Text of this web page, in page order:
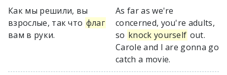
Как мы решили, вы
взрослые, так что флаг
вам в руки.
As far as we're
concerned, you're adults,
so knock yourself out.
Carole and I are gonna go
catch a movie.